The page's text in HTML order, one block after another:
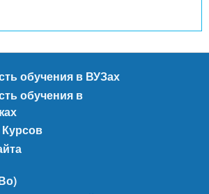
обучения в ВУЗах
обучения в
Курсов